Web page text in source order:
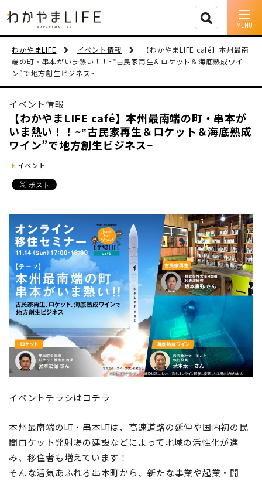
イベント情報
しごと
移住者インタビュー
動画
地域おこし協力隊
わかやまLIFE イベント情報
【わかやまLIFE café】本州最南
端の町・串本がいま熱い！！~‟古民家再生＆ロケット＆海底熟成ワイ
ン”で地方創生ビジネス~
イベント情報
【わかやまLIFE café】本州最南端の町・串本が
いま熱い！！~‟古民家再生＆ロケット＆海底熟成
ワイン”で地方創生ビジネス~
イベント
イベントチラシはコチラ
本州最南端の町・串本町は、高速道路の延伸や国内初の民
間ロケット発射場の建設などによって地域の活性化が進
み、移住者も増えています！
そんな活気あふれる串本町から、新たな事業や起業・開